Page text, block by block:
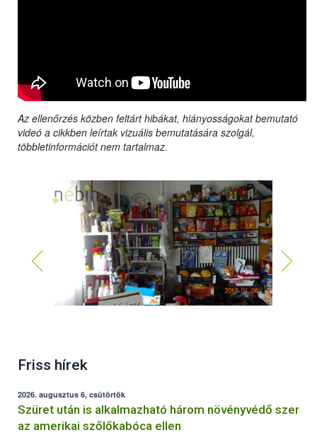
Az ellenőrzés közben feltárt hibákat, hiányosságokat bemutató
videó a cikkben leírtak vizuális bemutatására szolgál,
többletinformációt nem tartalmaz.
Friss hírek
2026. augusztus 6, csütörtök
Szüret után is alkalmazható három növényvédő szer
az amerikai szőlőkabóca ellen